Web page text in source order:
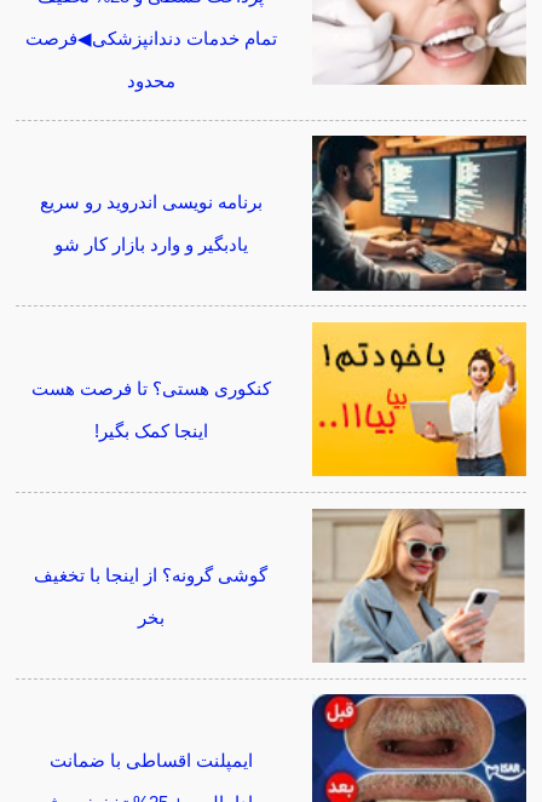
تمام خدمات دندانپزشکی◀فرصت
محدود
برنامه نویسی اندروید رو سریع
یادبگیر و وارد بازار کار شو
کنکوری هستی؟ تا فرصت هست
اینجا کمک بگیر!
گوشی گرونه؟ از اینجا با تخغیف
بخر
ایمپلنت اقساطی با ضمانت